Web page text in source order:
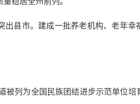
县市。建成一批养老机构、老年幸
被列为全国民族团结进步示范单位培